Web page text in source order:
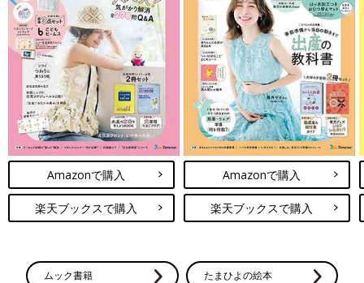
あったかおしゃれ小物がお手軽プライスで手に入る
♪
スリコの商品で定番的に人気の高い「アクセサリー」。今シーズ
ンは、ファーをあしらったピアスやヘアゴムのデザインが豊富に
揃い、秋冬のおしゃれを盛り立ててくれます。ファーシリーズの
バッグや手袋などのファッション小物も充実ですよ！
トレンドのファーやグレンチェックのアクセサリー
Amazonで購入
楽天ブックスで購入
Amazonで購入
楽天ブックスで購入
ムック書籍 たまひよの絵本